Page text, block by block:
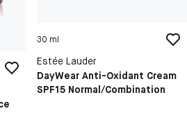
30 ml
Estée Lauder
DayWear Anti-Oxidant Cream
SPF15 Normal/Combination